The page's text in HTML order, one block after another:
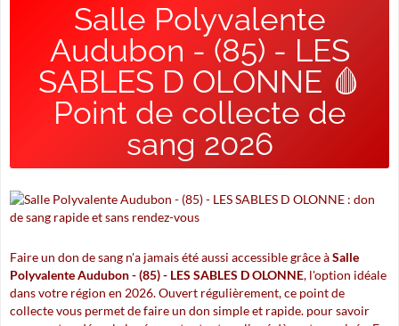
Salle Polyvalente
Audubon - (85) - LES
SABLES D OLONNE 🩸
Point de collecte de
sang 2026
Faire un don de sang n'a jamais été aussi accessible grâce àSalle
Polyvalente Audubon - (85) - LES SABLES D OLONNE, l'option idéale
dans votre région en 2026. Ouvert régulièrement, ce point de
collecte vous permet de faire un don simple et rapide. pour savoir